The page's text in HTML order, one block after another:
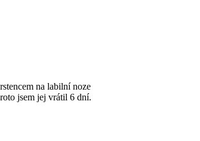
na labilní noze
jsem jej vrátil 6 dní.